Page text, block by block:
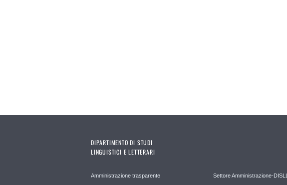
DIPARTIMENTO DI STUDI
LINGUISTICI E LETTERARI
Amministrazione trasparente Settore Amministrazione-DISLL